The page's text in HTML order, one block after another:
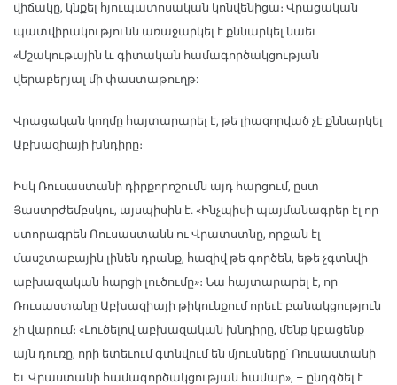
վիճակը, կնքել հյուպատոսական կոնվենիցա։ Վրացական
պատվիրակությունն առաջարկել է քննարկել նաեւ
«Մշակութային և գիտական համագործակցության
վերաբերյալ մի փաստաթուղթ:
Վրացական կողմը հայտարարել է, թե լիազորված չէ քննարկել
Աբխազիայի խնդիրը։
Իսկ Ռուսաստանի դիրքորոշումն այդ հարցում, ըստ
Յաստրժեմբսկու, այսպիսին է. «Ինչպիսի պայմանագրեր էլ որ
ստորագրեն Ռուսաստանն ու Վրատստնը, որքան էլ
մասշտաբային լինեն դրանք, հազիվ թե գործեն, եթե չգտնվի
աբխազական հարցի լուծումը»։ Նա հայտարարել է, որ
Ռուսաստանը Աբխազիայի թիկունքում որեւէ բանակցություն
չի վարում։ «Լուծելով աբխազական խնդիրը, մենք կբացենք
այն դուռը, որի ետեւում գտնվում են մյուսները՝ Ռուսաստանի
եւ Վրաստանի համագործակցության համար», – ընդգծել է